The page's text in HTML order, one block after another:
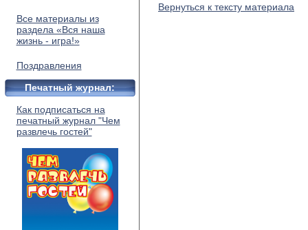
Все материалы из
раздела «Вся наша
жизнь - игра!»
Поздравления
Печатный журнал:
Как подписаться на
печатный журнал "Чем
развлечь гостей"
Вернуться к тексту материала